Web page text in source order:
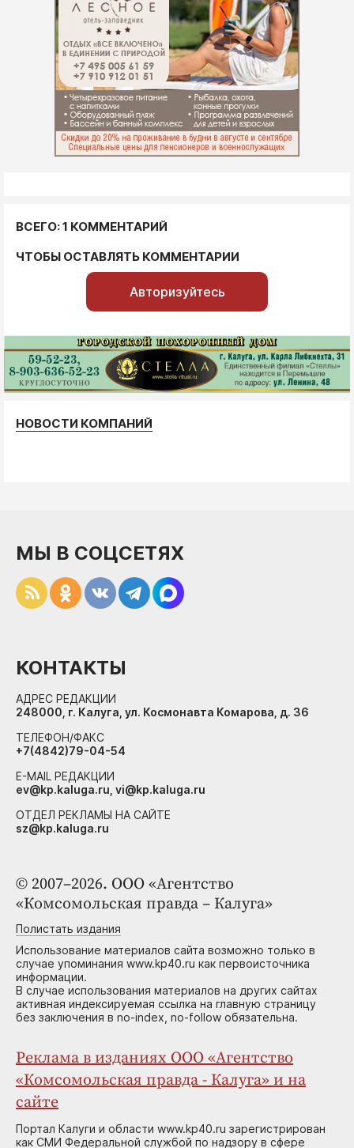
ВСЕГО: 1 КОММЕНТАРИЙ
ЧТОБЫ ОСТАВЛЯТЬ КОММЕНТАРИИ
Авторизуйтесь
НОВОСТИ КОМПАНИЙ
© 2007–2026. ООО «Агентство
«Комсомольская правда – Калуга»
Полистать издания
Использование материалов сайта возможно только в
случае упоминания www.kp40.ru как первоисточника
информации.
В случае использования материалов на других сайтах
активная индексируемая ссылка на главную страницу
без заключения в no-index, no-follow обязательна.
Реклама в изданиях ООО «Агентство
«Комсомольская правда - Калуга» и на
сайте
Портал Калуги и области www.kp40.ru зарегистрирован
как СМИ Федеральной службой по надзору в сфере
МЫ В СОЦСЕТЯХ
КОНТАКТЫ
АДРЕС РЕДАКЦИИ
248000, г. Калуга, ул. Космонавта Комарова, д. 36
ТЕЛЕФОН/ФАКС
+7(4842)79-04-54
E-MAIL РЕДАКЦИИ
ev@kp.kaluga.ru, vi@kp.kaluga.ru
ОТДЕЛ РЕКЛАМЫ НА САЙТЕ
sz@kp.kaluga.ru